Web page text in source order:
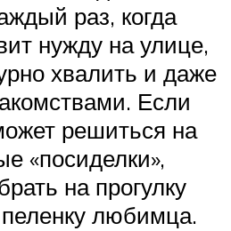
раз, когда
нужду на улице,
хвалить и даже
Если
решиться на
«посиделки»,
на прогулку
любимца.